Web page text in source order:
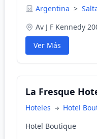
Argentina >
Av J F Kennedy
Ver Más
La Fresque
Hoteles
Hotel
Hotel Boutique